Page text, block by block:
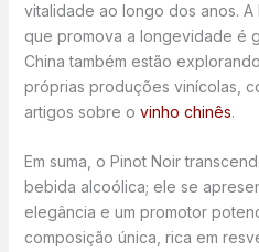
vitalidade ao longo dos anos.
que promova a longevidade é
China também estão
próprias produções vinícolas,
artigos sobre o vinho chinês.
Em suma, o Pinot Noir
bebida alcoólica; ele se
elegância e um promotor
composição única, rica em